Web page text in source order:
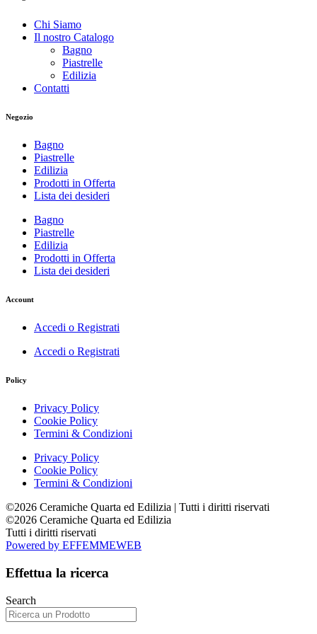
Chi Siamo
Il nostro Catalogo
Bagno
Piastrelle
Edilizia
Contatti
Negozio
Bagno
Piastrelle
Edilizia
Prodotti in Offerta
Lista dei desideri
Bagno
Piastrelle
Edilizia
Prodotti in Offerta
Lista dei desideri
Account
Accedi o Registrati
Accedi o Registrati
Policy
Privacy Policy
Cookie Policy
Termini & Condizioni
Privacy Policy
Cookie Policy
Termini & Condizioni
©2026 Ceramiche Quarta ed Edilizia | Tutti i diritti riservati
©2026 Ceramiche Quarta ed Edilizia
Tutti i diritti riservati
Powered by EFFEMMEWEB
Effettua la ricerca
Search